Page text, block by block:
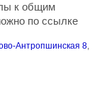
к общим
по ссылке
Антропшинская 8,